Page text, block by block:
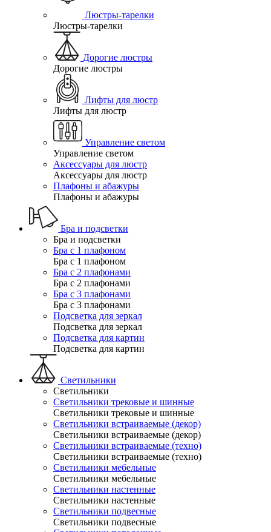
Люстры-тарелки
Люстры-тарелки
Дорогие люстры
Дорогие люстры
Лифты для люстр
Лифты для люстр
Управление светом
Управление светом
Аксессуары для люстр
Аксессуары для люстр
Плафоны и абажуры
Плафоны и абажуры
Бра и подсветки
Бра и подсветки
Бра с 1 плафоном
Бра с 1 плафоном
Бра с 2 плафонами
Бра с 2 плафонами
Бра с 3 плафонами
Бра с 3 плафонами
Подсветка для зеркал
Подсветка для зеркал
Подсветка для картин
Подсветка для картин
Светильники
Светильники
Светильники трековые и шинные
Светильники трековые и шинные
Светильники встраиваемые (декор)
Светильники встраиваемые (декор)
Светильники встраиваемые (техно)
Светильники встраиваемые (техно)
Светильники мебельные
Светильники мебельные
Светильники настенные
Светильники настенные
Светильники подвесные
Светильники подвесные